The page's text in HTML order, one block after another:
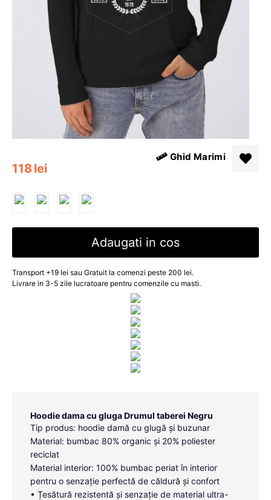
118lei
Ghid Marimi
Adaugati in cos
Transport +19 lei sau Gratuit la comenzi peste 200 lei.
Livrare in 3-5 zile lucratoare pentru comenzile cu masti.
Hoodie dama cu gluga Drumul taberei Negru
Tip produs: hoodie damă cu glugă și buzunar
Material: bumbac 80% organic și 20% poliester
reciclat
Material interior: 100% bumbac periat în interior
pentru o senzație perfectă de căldură și confort
• Țesătură rezistentă și senzație de material ultra-